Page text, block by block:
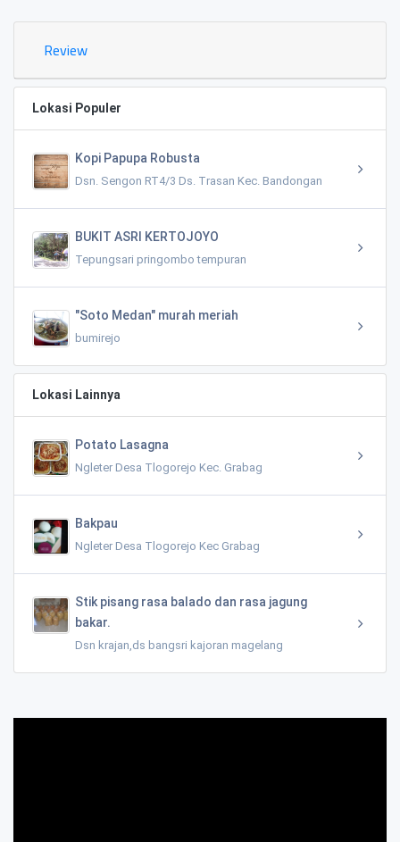
Review
Lokasi Populer
Kopi Papupa Robusta
Dsn. Sengon RT4/3 Ds. Trasan Kec. Bandongan
BUKIT ASRI KERTOJOYO
Tepungsari pringombo tempuran
"Soto Medan" murah meriah
bumirejo
Lokasi Lainnya
Potato Lasagna
Ngleter Desa Tlogorejo Kec. Grabag
Bakpau
Ngleter Desa Tlogorejo Kec Grabag
Stik pisang rasa balado dan rasa jagung
bakar.
Dsn krajan,ds bangsri kajoran magelang